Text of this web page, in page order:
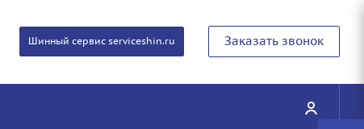
Шинный сервис serviceshin.ru Заказать звонок